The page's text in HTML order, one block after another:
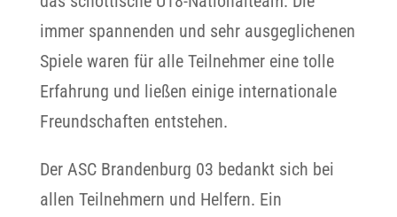
immer spannenden und sehr ausgeglichenen
Spiele waren für alle Teilnehmer eine tolle
Erfahrung und ließen einige internationale
Freundschaften entstehen.
Der ASC Brandenburg 03 bedankt sich bei
allen Teilnehmern und Helfern. Ein